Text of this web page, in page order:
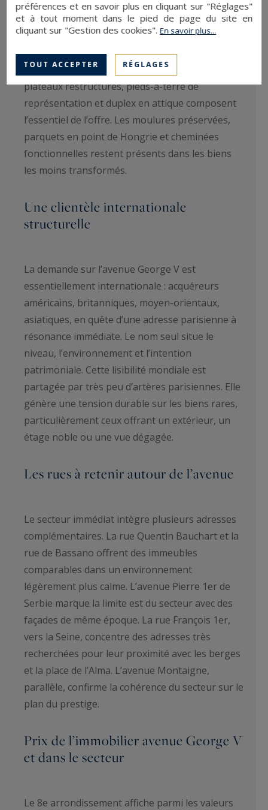
distributions en réception séparée des espaces
de nuit et des étages élevés offrant des
perspectives dégagées sur les toits parisiens.
Appartements familiaux de beau standing,
plateaux restructurés, pieds-à-terre de
représentation et duplex en attique composent
l’essentiel de l’offre. Les moulures préservées,
parquets en point de Hongrie et cheminées
fonctionnelles restent présents dans les biens
les moins transformés.
Une clientèle internationale
structurelle
La demande sur l’avenue George V est
essentiellement internationale : acquéreurs
américains, britanniques, moyen-orientaux,
asiatiques, en quête d’une adresse parisienne à
résonance immédiate. Le nom seul situe le
niveau, l’environnement et l’intention
patrimoniale. Cette lisibilité mondiale est
partagée par très peu d’artères parisiennes. Elle
génère une tension durable sur les biens rares,
particulièrement ceux offrant un extérieur, un
étage noble ou une vue dégagée.
Les rues à retenir autour de l’avenue
Le secteur immédiat intègre plusieurs adresses
complémentaires. La rue Quentin Bauchart et la
rue de Bassano offrent des immeubles
comparables dans un environnement
légèrement plus calme. L’avenue Pierre 1er de
Serbie marque la limite est du secteur avec des
façades de même époque. La rue François 1er,
vers la Seine, concentre des adresses très
recherchées pour leur proximité avec les berges
et la place de l’Alma. L’avenue Montaigne,
parallèle, confirme la cohérence du secteur sur le
plan du prestige.
Prix de l’immobilier avenue George V
et dans le secteur
Le 8e arrondissement affiche parmi les valeurs
préférences et en savoir plus en cliquant sur "Réglages"
et à tout moment dans le pied de page du site en
cliquant sur "Gestion des cookies".En savoir plus...
TOUT ACCEPTER RÉGLAGES